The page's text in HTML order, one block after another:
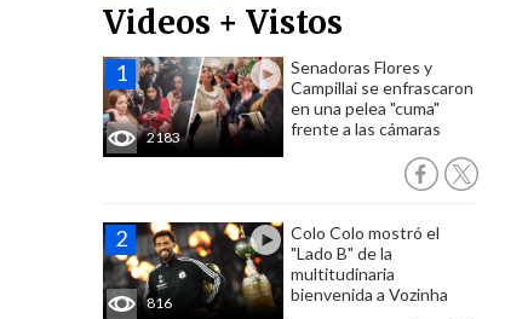
Videos + Vistos
2183
Senadoras Flores y
Campillai se enfrascaron
en una pelea "cuma"
frente a las cámaras
816
Colo Colo mostró el
"Lado B" de la
multitudinaria
bienvenida a Vozinha